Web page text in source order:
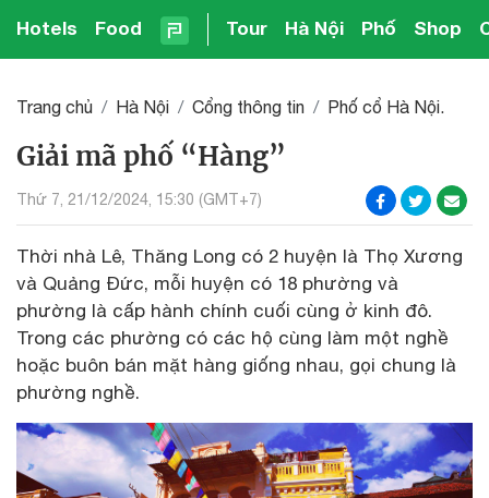
Hotels Food Tour Hà Nội Phố Shop
Trang chủ Hà Nội Cổng thông tin Phố cổ Hà Nội.
Giải mã phố “Hàng”
Thứ 7, 21/12/2024, 15:30 (GMT+7)
Thời nhà Lê, Thăng Long có 2 huyện là Thọ Xương
và Quảng Đức, mỗi huyện có 18 phường và
phường là cấp hành chính cuối cùng ở kinh đô.
Trong các phường có các hộ cùng làm một nghề
hoặc buôn bán mặt hàng giống nhau, gọi chung là
phường nghề.